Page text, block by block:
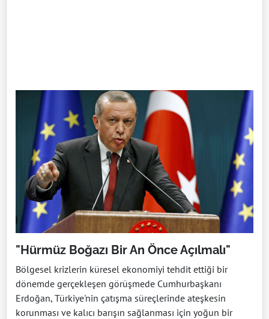
"Hürmüz Boğazı Bir An Önce Açılmalı"
Bölgesel krizlerin küresel ekonomiyi tehdit ettiği bir
dönemde gerçekleşen görüşmede Cumhurbaşkanı
Erdoğan, Türkiye'nin çatışma süreçlerinde ateşkesin
korunması ve kalıcı barışın sağlanması için yoğun bir